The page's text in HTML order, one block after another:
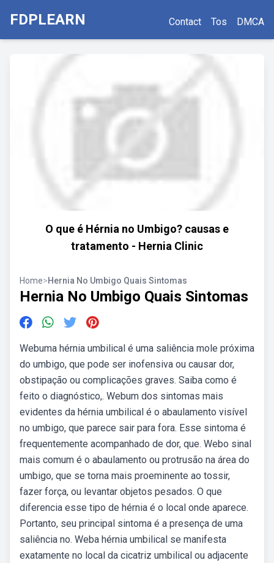
FDPLEARN Contact Tos DMCA
O que é Hérnia no Umbigo? causas e
tratamento - Hernia Clinic
Home>Hernia No Umbigo Quais Sintomas
Hernia No Umbigo Quais Sintomas
Webuma hérnia umbilical é uma saliência mole próxima
do umbigo, que pode ser inofensiva ou causar dor,
obstipação ou complicações graves. Saiba como é
feito o diagnóstico,. Webum dos sintomas mais
evidentes da hérnia umbilical é o abaulamento visível
no umbigo, que parece sair para fora. Esse sintoma é
frequentemente acompanhado de dor, que. Webo sinal
mais comum é o abaulamento ou protrusão na área do
umbigo, que se torna mais proeminente ao tossir,
fazer força, ou levantar objetos pesados. O que
diferencia esse tipo de hérnia é o local onde aparece.
Portanto, seu principal sintoma é a presença de uma
saliência no. Weba hérnia umbilical se manifesta
exatamente no local da cicatriz umbilical ou adjacente